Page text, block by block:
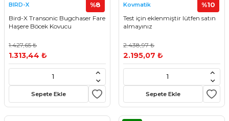
BIRD-X
Bird-X Transonic Bugchaser Fare
Haşere Böcek Kovucu
%8
1.427,65 ₺
1.313,44 ₺
Sepete Ekle
Kovmatik
Test için eklenmiştir lütfen satın
almayınız
%10
2.438,97 ₺
2.195,07 ₺
Sepete Ekle